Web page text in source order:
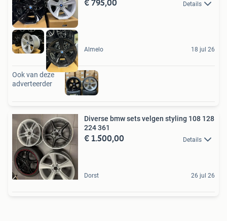
Details
Almelo 18 jul 26
Ook van deze
adverteerder
Diverse bmw sets velgen styling 108 128
224 361
€ 1.500,00 Details
Dorst 26 jul 26